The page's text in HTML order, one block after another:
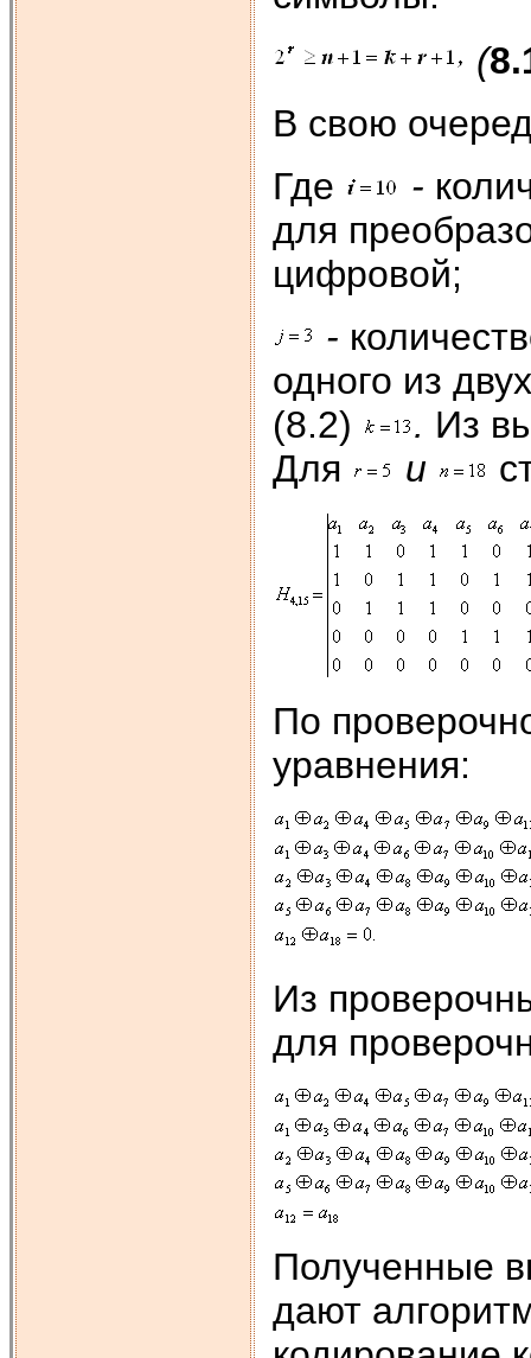
(
В свою
Где
-
для
цифровой;
-
одного из
(8.2)
. Из
Для
и
По
уравнения:
Из
для
Полученные
дают